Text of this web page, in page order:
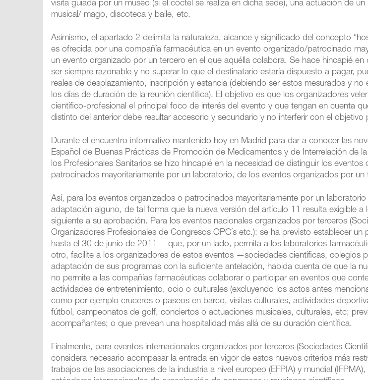
visita guiada por un museo (si el cóctel se realiza en dicha sede), una actuación de
musical/ mago, discoteca y baile, etc.
Asimismo, el apartado 2 delimita la naturaleza, alcance y significado del concepto
es ofrecida por una compañía farmacéutica en un evento organizado/patrocinado
un evento organizado por un tercero en el que aquélla colabora. Se hace hincapié en
ser siempre razonable y no superar lo que el destinatario estaría dispuesto a pagar,
reales de desplazamiento, inscripción y estancia (debiendo ser estos mesurados y no
los días de duración de la reunión científica). El objetivo es que los organizadores
científico-profesional el principal foco de interés del evento y que tengan en cuenta
distinto del anterior debe resultar accesorio y secundario y no interferir con el objetivo
Durante el encuentro informativo mantenido hoy en Madrid para dar a conocer las
Español de Buenas Prácticas de Promoción de Medicamentos y de Interrelación de
los Profesionales Sanitarios se hizo hincapié en la necesidad de distinguir los eventos
patrocinados mayoritariamente por un laboratorio, de los eventos organizados por un
Así, para los eventos organizados o patrocinados mayoritariamente por un
adaptación alguno, de tal forma que la nueva versión del artículo 11 resulta exigible a
siguiente a su aprobación. Para los eventos nacionales organizados por terceros
Organizadores Profesionales de Congresos OPC´s etc.): se ha previsto establecer
hasta el 30 de junio de 2011— que, por un lado, permita a los laboratorios
otro, facilite a los organizadores de estos eventos —sociedades científicas, colegios
adaptación de sus programas con la suficiente antelación, habida cuenta de que la
no permite a las compañías farmacéuticas colaborar o participar en eventos que
actividades de entretenimiento, ocio o culturales (excluyendo los actos antes
como por ejemplo cruceros o paseos en barco, visitas culturales, actividades
fútbol, campeonatos de golf, conciertos o actuaciones musicales, culturales, etc;
acompañantes; o que prevean una hospitalidad más allá de su duración científica.
Finalmente, para eventos internacionales organizados por terceros (Sociedades
considera necesario acompasar la entrada en vigor de estos nuevos criterios más
trabajos de las asociaciones de la industria a nivel europeo (EFPIA) y mundial